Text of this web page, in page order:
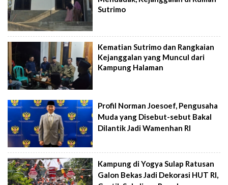
Sutrimo
Kematian Sutrimo dan Rangkaian
Kejanggalan yang Muncul dari
Kampung Halaman
Profil Norman Joesoef, Pengusaha
Muda yang Disebut-sebut Bakal
Dilantik Jadi Wamenhan RI
Kampung di Yogya Sulap Ratusan
Galon Bekas Jadi Dekorasi HUT RI,